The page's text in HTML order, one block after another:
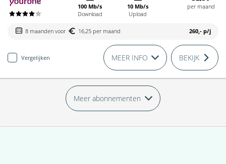
100 Mb/s
Download
10 Mb/s
Upload
per maand
8 maanden voor 16,25 per maand 260,- p/j
Vergelijken MEER INFO BEKIJK
Meer abonnementen